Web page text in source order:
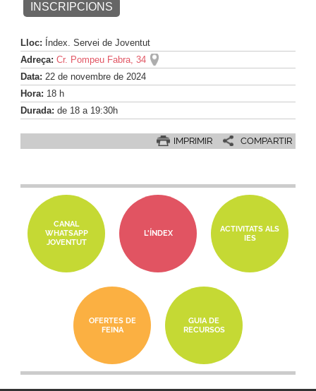
INSCRIPCIONS
Lloc: Índex. Servei de Joventut
Adreça: Cr. Pompeu Fabra, 34
Data: 22 de novembre de 2024
Hora: 18 h
Durada: de 18 a 19:30h
IMPRIMIR COMPARTIR
CANAL
WHATSAPP
JOVENTUT
L'ÍNDEX
ACTIVITATS ALS
IES
OFERTES DE
FEINA
GUIA DE
RECURSOS